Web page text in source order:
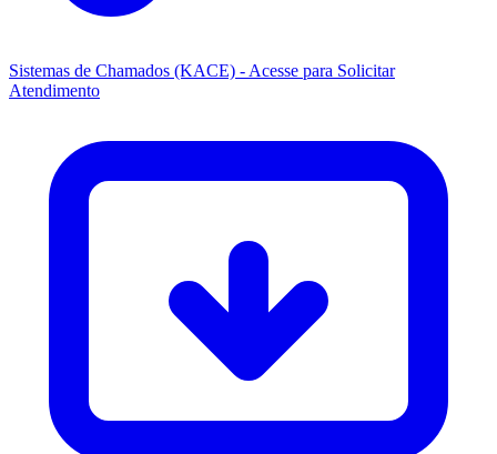
Sistemas de Chamados (KACE) - Acesse para Solicitar
Atendimento